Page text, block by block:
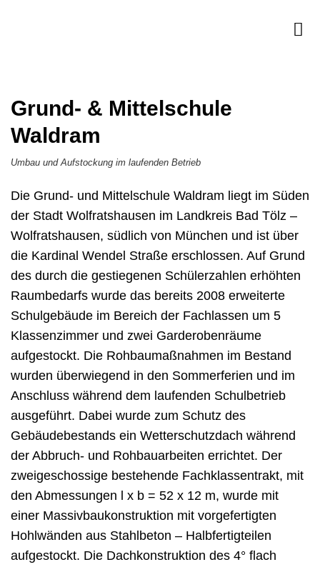
Grund- & Mittelschule
Waldram
Umbau und Aufstockung im laufenden Betrieb
Die Grund- und Mittelschule Waldram liegt im Süden
der Stadt Wolfratshausen im Landkreis Bad Tölz –
Wolfratshausen, südlich von München und ist über
die Kardinal Wendel Straße erschlossen. Auf Grund
des durch die gestiegenen Schülerzahlen erhöhten
Raumbedarfs wurde das bereits 2008 erweiterte
Schulgebäude im Bereich der Fachlassen um 5
Klassenzimmer und zwei Garderobenräume
aufgestockt. Die Rohbaumaßnahmen im Bestand
wurden überwiegend in den Sommerferien und im
Anschluss während dem laufenden Schulbetrieb
ausgeführt. Dabei wurde zum Schutz des
Gebäudebestands ein Wetterschutzdach während
der Abbruch- und Rohbauarbeiten errichtet. Der
zweigeschossige bestehende Fachklassentrakt, mit
den Abmessungen l x b = 52 x 12 m, wurde mit
einer Massivbaukonstruktion mit vorgefertigten
Hohlwänden aus Stahlbeton – Halbfertigteilen
aufgestockt. Die Dachkonstruktion des 4° flach